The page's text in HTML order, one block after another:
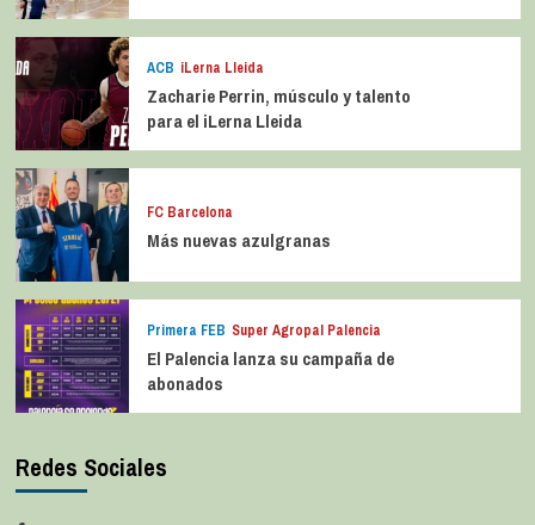
ACB iLerna Lleida
Zacharie Perrin, músculo y talento
para el iLerna Lleida
FC Barcelona
Más nuevas azulgranas
Primera FEB Super Agropal Palencia
El Palencia lanza su campaña de
abonados
Redes Sociales